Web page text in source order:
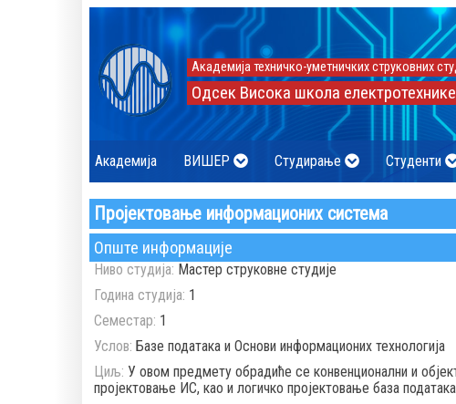
Академија техничко-уметничких струковних
Одсек Висока школа
Академија ВИШЕР Студирање Студенти
Пројектовање информационих система
Опште информације
Ниво студија: Мастер струковне студије
Година студија: 1
Семестар: 1
Услов: Базе података и Основи информационих технологија
Циљ: У овом предмету обрадиће се конвенционални и
пројектовање ИС, као и логичко пројектовање база